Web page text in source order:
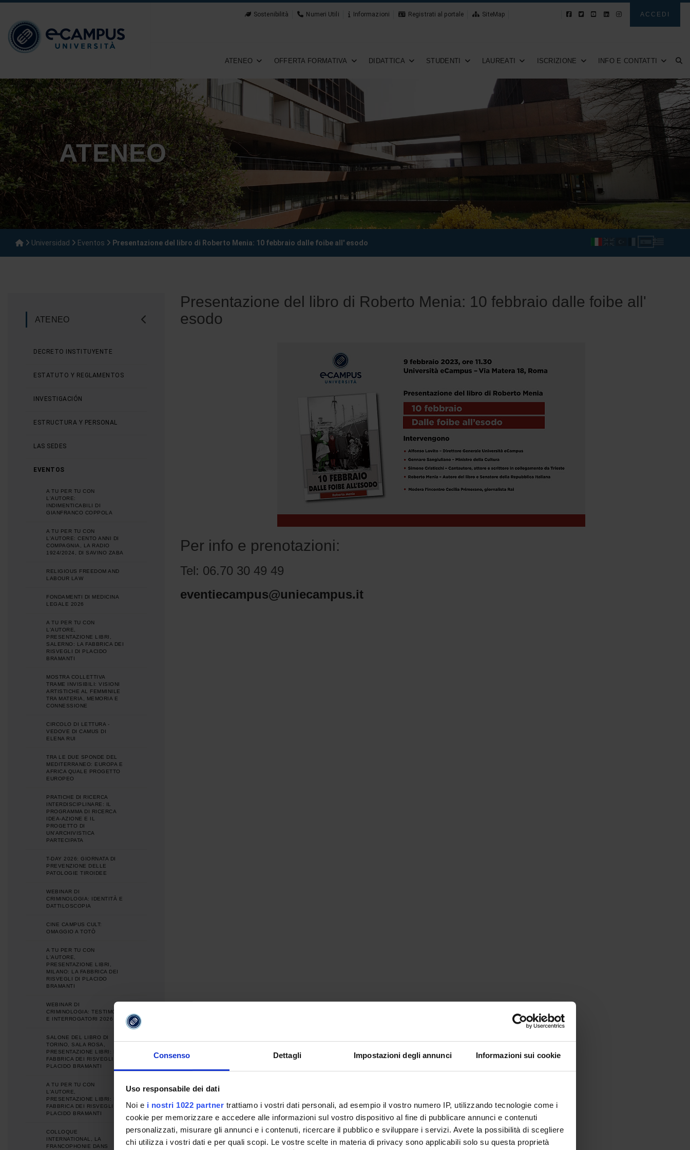
Consenso Dettagli Impostazioni degli annunci Informazioni sui cookie
Uso responsabile dei dati
Noi e i nostri 1022 partner trattiamo i vostri dati personali, ad esempio il vostro numero IP, utilizzando tecnologie come i
cookie per memorizzare e accedere alle informazioni sul vostro dispositivo al fine di pubblicare annunci e contenuti
personalizzati, misurare gli annunci e i contenuti, ricercare il pubblico e sviluppare i servizi. Avete la possibilità di scegliere
chi utilizza i vostri dati e per quali scopi. Le vostre scelte in materia di privacy sono applicabili solo su questa proprietà
Sostenibilità Numeri Utili Informazioni Registrati al portale SiteMap ACCEDI
ATENEO OFFERTA FORMATIVA DIDATTICA STUDENTI LAUREATI ISCRIZIONE INFO E CONTATTI
ATENEO
Universidad Eventos Presentazione del libro di Roberto Menia: 10 febbraio dalle foibe all' esodo
ATENEO
DECRETO INSTITUYENTE
ESTATUTO Y REGLAMENTOS
INVESTIGACIÓN
ESTRUCTURA Y PERSONAL
LAS SEDES
EVENTOS
A TU PER TU CON
L'AUTORE:
INDIMENTICABILI DI
GIANFRANCO COPPOLA
A TU PER TU CON
L'AUTORE: CENTO ANNI DI
COMPAGNIA, LA RADIO
1924/2024, DI SAVINO ZABA
RELIGIOUS FREEDOM AND
LABOUR LAW
FONDAMENTI DI MEDICINA
LEGALE 2026
A TU PER TU CON
L'AUTORE,
PRESENTAZIONE LIBRI,
SALERNO: LA FABBRICA DEI
RISVEGLI DI PLACIDO
BRAMANTI
MOSTRA COLLETTIVA
TRAME INVISIBILI: VISIONI
ARTISTICHE AL FEMMINILE
TRA MATERIA, MEMORIA E
CONNESSIONE
CIRCOLO DI LETTURA -
VEDOVE DI CAMUS DI
ELENA RUI
TRA LE DUE SPONDE DEL
MEDITERRANEO: EUROPA E
AFRICA QUALE PROGETTO
EUROPEO
PRATICHE DI RICERCA
INTERDISCIPLINARE: IL
PROGRAMMA DI RICERCA
IDEA-AZIONE E IL
PROGETTO DI
UN'ARCHIVISTICA
PARTECIPATA
T-DAY 2026: GIORNATA DI
PREVENZIONE DELLE
PATOLOGIE TIROIDEE
WEBINAR DI
CRIMINOLOGIA: IDENTITÀ E
DATTILOSCOPIA
CINE CAMPUS CULT:
OMAGGIO A TOTÒ
A TU PER TU CON
L'AUTORE,
PRESENTAZIONE LIBRI,
MILANO: LA FABBRICA DEI
RISVEGLI DI PLACIDO
BRAMANTI
WEBINAR DI
CRIMINOLOGIA: TESTIMONI
E INTERROGATORI 2026
SALONE DEL LIBRO DI
TORINO, SALA ROSA,
PRESENTAZIONE LIBRI: LA
FABBRICA DEI RISVEGLI DI
PLACIDO BRAMANTI
A TU PER TU CON
L'AUTORE,
PRESENTAZIONE LIBRI: LA
FABBRICA DEI RISVEGLI DI
PLACIDO BRAMANTI
COLLOQUE
INTERNATIONAL, LA
FRANCOPHONIE DANS
Presentazione del libro di Roberto Menia: 10 febbraio dalle foibe all'
esodo
Per info e prenotazioni:
Tel: 06.70 30 49 49
eventiecampus@uniecampus.it